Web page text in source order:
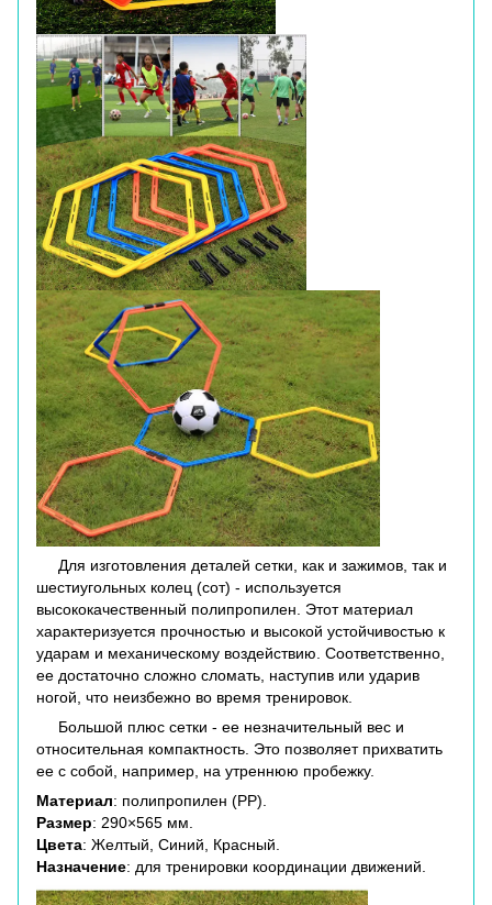
Для изготовления деталей сетки, как и зажимов, так и
шестиугольных колец (сот) - используется
высококачественный полипропилен. Этот материал
характеризуется прочностью и высокой устойчивостью к
ударам и механическому воздействию. Соответственно,
ее достаточно сложно сломать, наступив или ударив
ногой, что неизбежно во время тренировок.
Большой плюс сетки - ее незначительный вес и
относительная компактность. Это позволяет прихватить
ее с собой, например, на утреннюю пробежку.
Материал: полипропилен (PP).
Размер: 290×565 мм.
Цвета: Желтый, Синий, Красный.
Назначение: для тренировки координации движений.